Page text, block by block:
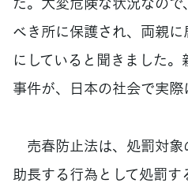
べき所に保護され、両親
にしていると聞きました
事件が、日本の社会で実際
売春防止法は、処罰対象
助長する行為として処罰